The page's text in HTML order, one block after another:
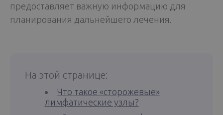
предоставляет важную информацию для
планирования дальнейшего лечения.
На этой странице:
Что такое «сторожевые»
лимфатические узлы?